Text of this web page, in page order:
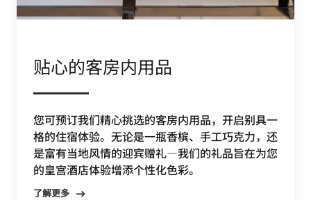
贴心的客房内用品
您可预订我们精心挑选的客房内用品，开启别具一
格的住宿体验。无论是一瓶香槟、手工巧克力，还
是富有当地风情的迎宾赠礼—我们的礼品旨在为您
的皇宫酒店体验增添个性化色彩。
了解更多